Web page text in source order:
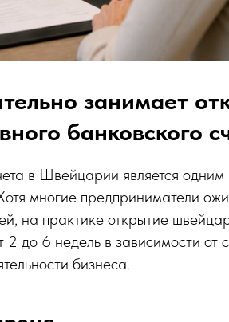
занимает
банковского
в Швейцарии является
многие предприниматели
на практике открытие
до 6 недель в зависимости от
бизнеса.